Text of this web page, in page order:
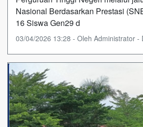
Nasional Berdasarkan Prestasi
16 Siswa Gen29 d
03/04/2026 13:28 - Oleh Administrator -